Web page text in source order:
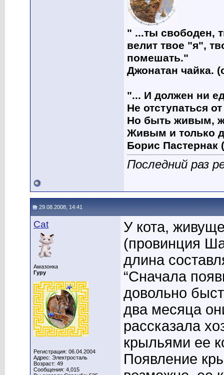
" ...ты свободен,
велит твое "я",
помешать."
Джонатан чайка.
"... И должен ни
Не отступаться
Но быть живым,
Живым и только
Борис Пастернак
Последний раз
29.08.2008, 14:41
Cat
Амазонка
Гуру
Регистрация: 06.04.2004
Адрес: Электросталь
Возраст: 49
Сообщения: 4,015
У кота,
(провинция
длина
“Сначала
довольно
два месяца
рассказала
крыльями ее
Появление